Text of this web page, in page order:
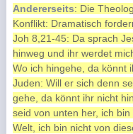
Andererseits: Die
Konflikt: Dramatisch
Joh 8,21-45: Da sprach
hinweg und ihr werdet
Wo ich hingehe, da könnt
Juden: Will er sich denn
gehe, da könnt ihr nicht
seid von unten her, ich
Welt, ich bin nicht von